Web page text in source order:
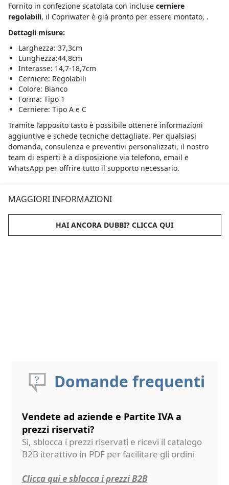
Fornito in confezione scatolata con incluse cerniere
regolabili, il Copriwater è già pronto per essere montato, .
Dettagli misure:
Larghezza: 37,3cm
Lunghezza:44,8cm
Interasse: 14,7-18,7cm
Cerniere: Regolabili
Colore: Bianco
Forma: Tipo 1
Cerniere: Tipo A e C
Tramite l’apposito tasto è possibile ottenere informazioni
aggiuntive e schede tecniche dettagliate. Per qualsiasi
domanda, consulenza e preventivi personalizzati, il nostro
team di esperti è a disposizione via telefono, email e
WhatsApp per offrire tutto il supporto necessario.
MAGGIORI INFORMAZIONI
HAI ANCORA DUBBI? CLICCA QUI
Domande frequenti
Vendete ad aziende e Partite IVA a
prezzi riservati?
Si, sblocca i prezzi riservati e ricevi il catalogo
B2B iterattivo in PDF per facilitare gli ordini
Clicca qui e sblocca i prezzi B2B